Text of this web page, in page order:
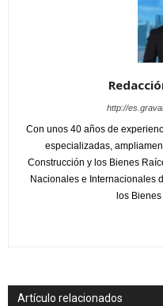
http://
Con unos 40 años de
especializadas,
Construcción y los Bienes
Nacionales e Internacionales
los
Artículo relacionados